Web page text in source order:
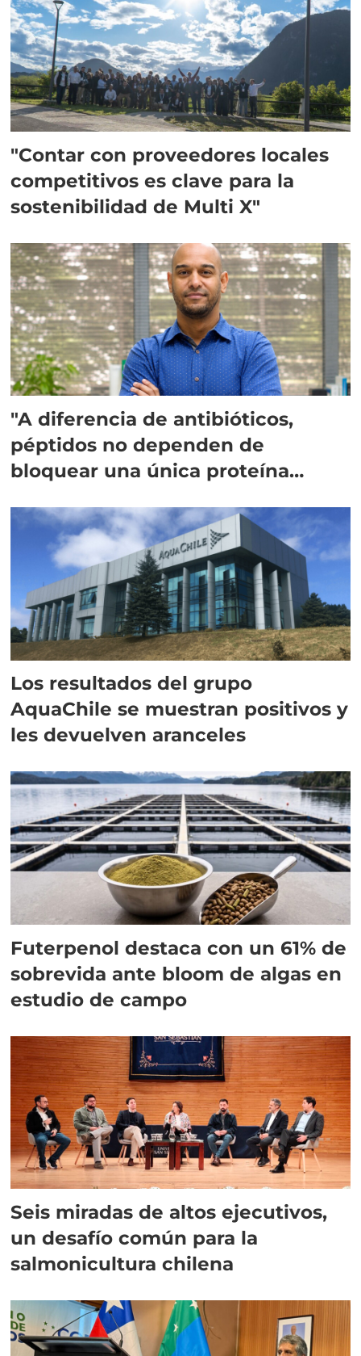
"Contar con proveedores locales
competitivos es clave para la
sostenibilidad de Multi X"
"A diferencia de antibióticos,
péptidos no dependen de
bloquear una única proteína
Los resultados del grupo
AquaChile se muestran positivos y
les devuelven aranceles
Futerpenol destaca con un 61% de
sobrevida ante bloom de algas en
estudio de campo
Seis miradas de altos ejecutivos,
un desafío común para la
salmonicultura chilena